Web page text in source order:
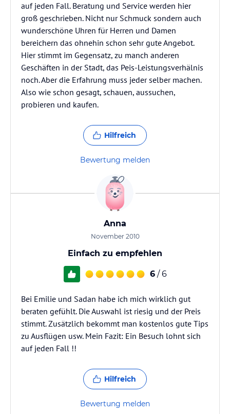
auf jeden Fall. Beratung und Service werden hier
groß geschrieben. Nicht nur Schmuck sondern auch
wunderschöne Uhren für Herren und Damen
bereichern das ohnehin schon sehr gute Angebot.
Hier stimmt im Gegensatz, zu manch anderen
Geschäften in der Stadt, das Peis-Leistungsverhälnis
noch. Aber die Erfahrung muss jeder selber machen.
Also wie schon gesagt, schauen, aussuchen,
probieren und kaufen.
Hilfreich
Bewertung melden
Anna
November 2010
Einfach zu empfehlen
6 / 6
Bei Emilie und Sadan habe ich mich wirklich gut
beraten gefühlt. Die Auswahl ist riesig und der Preis
stimmt. Zusätzlich bekommt man kostenlos gute Tips
zu Ausflügen usw. Mein Fazit: Ein Besuch lohnt sich
auf jeden Fall !!
Hilfreich
Bewertung melden